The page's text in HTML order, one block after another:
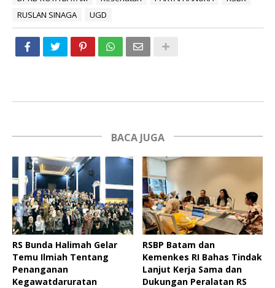
RUSLAN SINAGA
UGD
BACA JUGA
RS Bunda Halimah Gelar
Temu Ilmiah Tentang
Penanganan
Kegawatdaruratan
RSBP Batam dan
Kemenkes RI Bahas Tindak
Lanjut Kerja Sama dan
Dukungan Peralatan RS